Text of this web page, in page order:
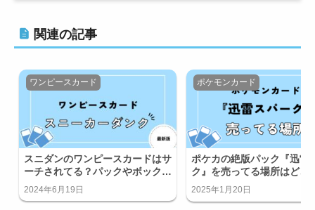
関連の記事
スニダンのワンピースカードはサ
ーチされてる？パックやボックス
はサーチ済み？
2024年6月19日
ワンピースカード
ポケカの絶版パック『迅雷
ク』を売ってる場所はどこ
はある？
2025年1月20日
ポケモンカード